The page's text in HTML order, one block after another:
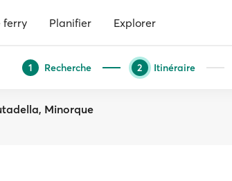
ferry Planifier Explorer
1 Recherche 2 Itinéraire
Minorque